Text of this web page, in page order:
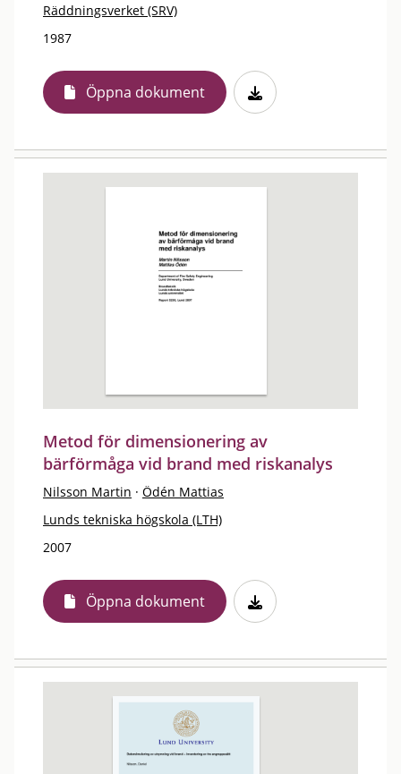
Räddningsverket (SRV)
1987
Öppna dokument
Metod för dimensionering av
bärförmåga vid brand med riskanalys
Nilsson Martin · Ödén Mattias
Lunds tekniska högskola (LTH)
2007
Öppna dokument